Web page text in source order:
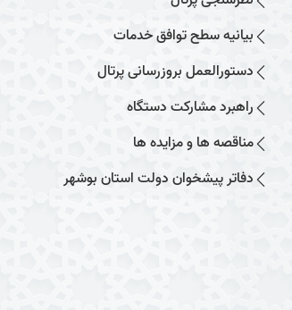
بیانیه سطح توافق خدمات
دستورالعمل بروزرسانی پرتال
راهبرد مشارکت دستگاه
مناقصه ها و مزایده ها
دفاتر پیشخوان دولت استان بوشهر